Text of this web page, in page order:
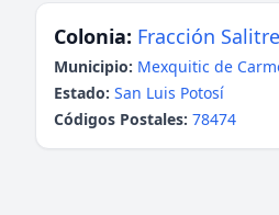
Colonia: Fracción
Municipio: Mexquitic de
Estado: San Luis Potosí
Códigos Postales: 78474